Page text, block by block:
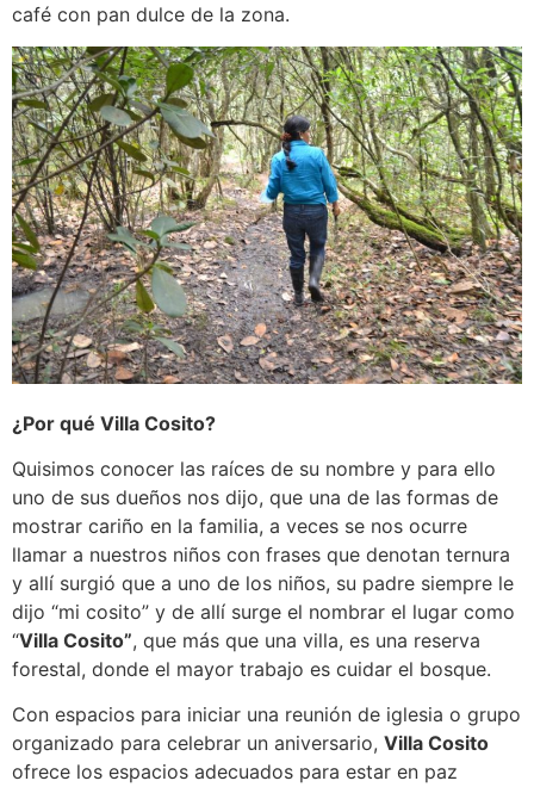
café con pan dulce de la zona.
¿Por qué Villa Cosito?
Quisimos conocer las raíces de su nombre y para ello
uno de sus dueños nos dijo, que una de las formas de
mostrar cariño en la familia, a veces se nos ocurre
llamar a nuestros niños con frases que denotan ternura
y allí surgió que a uno de los niños, su padre siempre le
dijo “mi cosito” y de allí surge el nombrar el lugar como
“Villa Cosito”, que más que una villa, es una reserva
forestal, donde el mayor trabajo es cuidar el bosque.
Con espacios para iniciar una reunión de iglesia o grupo
organizado para celebrar un aniversario, Villa Cosito
ofrece los espacios adecuados para estar en paz